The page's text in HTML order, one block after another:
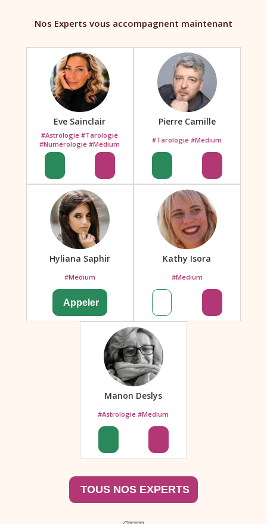
Nos Experts vous accompagnent maintenant
Eve Sainclair
#Astrologie #Tarologie
#Numérologie #Medium
Pierre Camille
#Tarologie #Medium
Hyliana Saphir
#Medium
Kathy Isora
#Medium
Manon Deslys
#Astrologie #Medium